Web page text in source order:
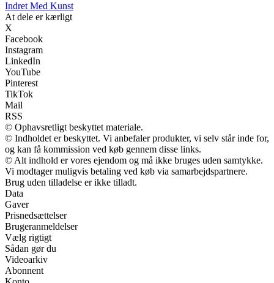
Indret Med Kunst
At dele er kærligt
X
Facebook
Instagram
LinkedIn
YouTube
Pinterest
TikTok
Mail
RSS
© Ophavsretligt beskyttet materiale.
© Indholdet er beskyttet. Vi anbefaler produkter, vi selv står inde for,
og kan få kommission ved køb gennem disse links.
© Alt indhold er vores ejendom og må ikke bruges uden samtykke.
Vi modtager muligvis betaling ved køb via samarbejdspartnere.
Brug uden tilladelse er ikke tilladt.
Data
Gaver
Prisnedsættelser
Brugeranmeldelser
Vælg rigtigt
Sådan gør du
Videoarkiv
Abonnent